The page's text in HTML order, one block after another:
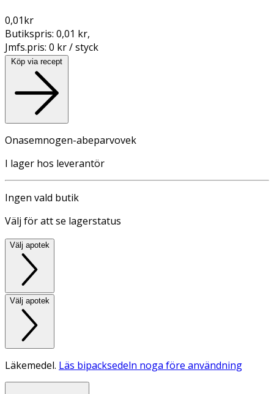
0,01kr
Butikspris: 0,01 kr,
Jmfs.pris: 0 kr / styck
Köp via recept
Onasemnogen-abeparvovek
I lager hos leverantör
Ingen vald butik
Välj för att se lagerstatus
Välj apotek
Välj apotek
Läkemedel. Läs bipacksedeln noga före användning